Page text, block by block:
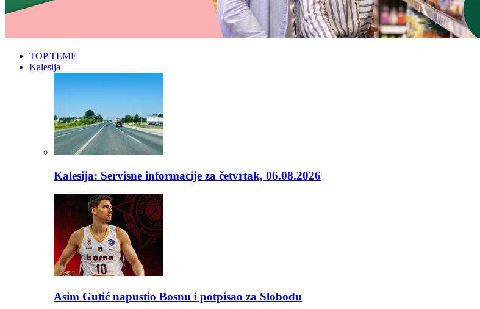
TOP TEME
Kalesija
Kalesija: Servisne informacije za četvrtak, 06.08.2026
Asim Gutić napustio Bosnu i potpisao za Slobodu